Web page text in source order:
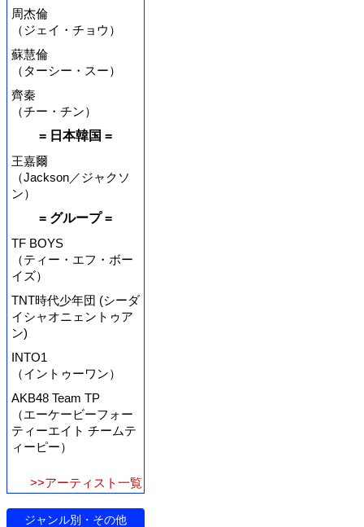
周杰倫
（ジェイ・チョウ）
蘇慧倫
（ターシー・スー）
齊秦
（チー・チン）
= 日本韓国 =
王嘉爾
（Jackson／ジャクソ
ン）
= グループ =
TF BOYS
（ティー・エフ・ボー
イズ）
TNT時代少年団 (シーダ
イシャオニェントゥア
ン)
INTO1
（イントゥーワン）
AKB48 Team TP
（エーケービーフォー
ティーエイト チームテ
ィーピー）
>>アーティスト一覧
ジャンル別・その他